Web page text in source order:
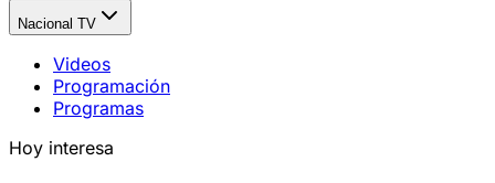
Nacional TV
Videos
Programación
Programas
Hoy interesa